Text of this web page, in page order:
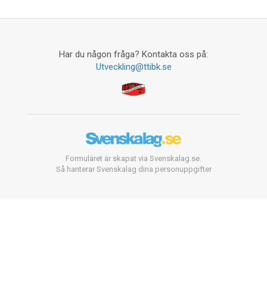
Har du någon fråga? Kontakta oss på:
Utveckling@ttibk.se
Formuläret är skapat via Svenskalag.se.
Så hanterar Svenskalag dina personuppgifter